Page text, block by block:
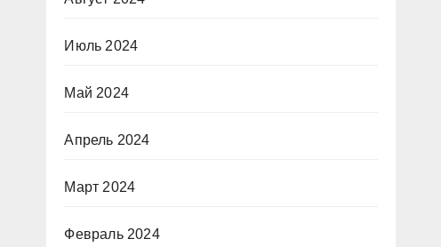
Июль 2024
Май 2024
Апрель 2024
Март 2024
Февраль 2024